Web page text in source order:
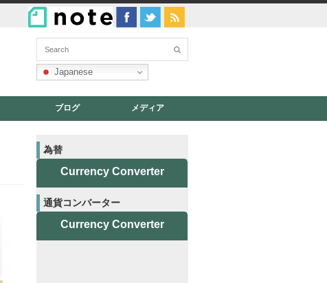
Japanese
ブログ メディア
為替
Currency Converter
通貨コンバーター
Currency Converter